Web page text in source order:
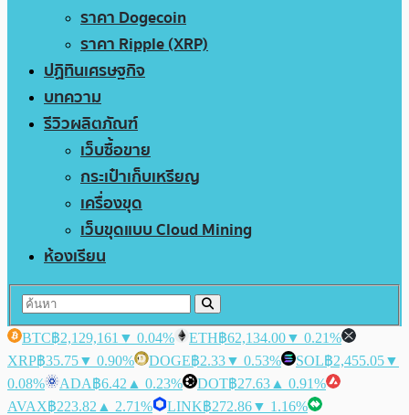
ราคา Dogecoin
ราคา Ripple (XRP)
ปฏิทินเศรษฐกิจ
บทความ
รีวิวผลิตภัณฑ์
เว็บซื้อขาย
กระเป๋าเก็บเหรียญ
เครื่องขุด
เว็บขุดแบบ Cloud Mining
ห้องเรียน
BTC฿2,129,161 ▼ 0.04% ETH฿62,134.00▼ 0.21%
XRP฿35.75▼ 0.90% DOGE฿2.33▼ 0.53% SOL฿2,455.05▼
0.08%
ADA฿6.42 ▲ 0.23% DOT฿27.63 ▲ 0.91%
AVAX฿223.82 ▲ 2.71% LINK฿272.86▼ 1.16%